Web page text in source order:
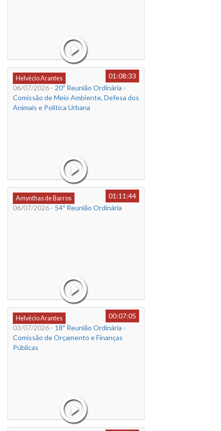
Helvécio Arantes
01:08:33
06/07/2026 - 20ª Reunião Ordinária -
Comissão de Meio Ambiente, Defesa dos
Animais e Política Urbana
Amynthas de Barros
01:11:44
06/07/2026 - 54ª Reunião Ordinária
Helvécio Arantes
00:07:05
03/07/2026 - 18ª Reunião Ordinária -
Comissão de Orçamento e Finanças
Públicas